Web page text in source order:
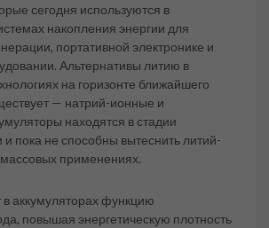
сегодня используются в
накопления энергии для
портативной электронике и
Альтернативы литию в
на горизонте ближайшего
— натрий-ионные и
находятся в стадии
пока не способны вытеснить литий-
применениях.
аккумуляторах функцию
повышая энергетическую плотность